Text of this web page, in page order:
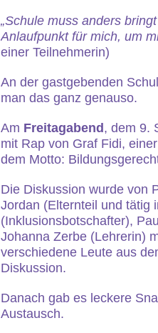
„Schule muss anders
Anlaufpunkt für mich, um
einer Teilnehmerin)
An der gastgebenden
man das ganz genauso.
Am Freitagabend , dem 9.
mit Rap von Graf Fidi,
dem Motto:
Die Diskussion wurde von
Jordan (Elternteil und tätig
(Inklusionsbotschafter),
Johanna Zerbe (Lehrerin)
verschiedene Leute aus
Diskussion.
Danach gab es leckere
Austausch.